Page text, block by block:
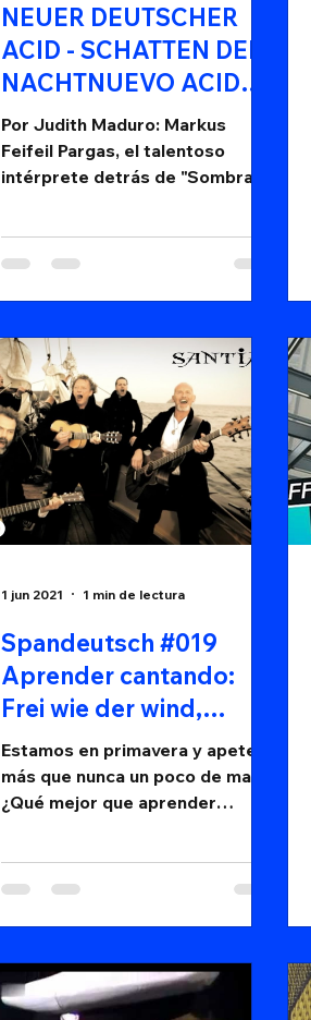
NEUER DEUTSCHER
ACID - SCHATTEN DER
NACHTNUEVO ACIDO
ALEMÁN - SOMBRAS
DE LA NOCHE
Por Judith Maduro: Markus
Feifeil Pargas, el talentoso
intérprete detrás de "Sombras
Spandeutsch #019
Aprender cantando:
Frei wie der wind,
Santiano
Estamos en primavera y apetece
más que nunca un poco de mar.
¿Qué mejor que aprender
1 jun 2021 1 min de lectura